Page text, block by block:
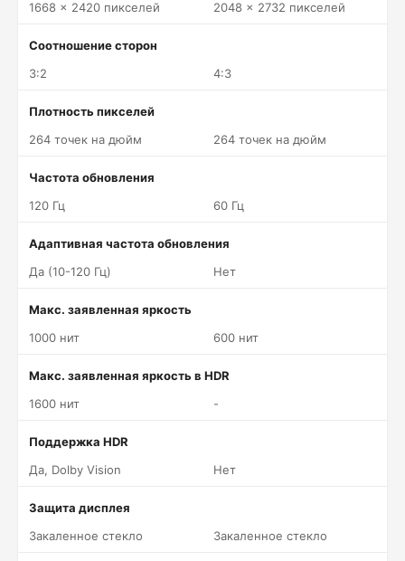
1668 x 2420 пикселей
2048 x 2732 пикселей
Соотношение сторон
3:2
4:3
Плотность пикселей
264 точек на дюйм
264 точек на дюйм
Частота обновления
120 Гц
60 Гц
Адаптивная частота обновления
Да (10-120 Гц)
Нет
Макс. заявленная яркость
1000 нит
600 нит
Макс. заявленная яркость в HDR
1600 нит
-
Поддержка HDR
Да, Dolby Vision
Нет
Защита дисплея
Закаленное стекло
Закаленное стекло